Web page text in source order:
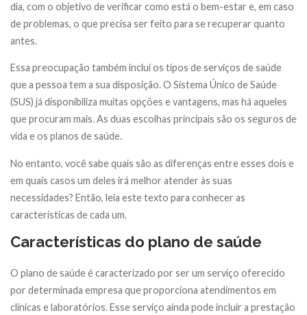
dia, com o objetivo de verificar como está o bem-estar e, em caso
de problemas, o que precisa ser feito para se recuperar quanto
antes.
Essa preocupação também inclui os tipos de serviços de saúde
que a pessoa tem a sua disposição. O Sistema Único de Saúde
(SUS) já disponibiliza muitas opções e vantagens, mas há aqueles
que procuram mais. As duas escolhas principais são os seguros de
vida e os planos de saúde.
No entanto, você sabe quais são as diferenças entre esses dois e
em quais casos um deles irá melhor atender às suas
necessidades? Então, leia este texto para conhecer as
características de cada um.
Características do plano de saúde
O plano de saúde é caracterizado por ser um serviço oferecido
por determinada empresa que proporciona atendimentos em
clínicas e laboratórios. Esse serviço ainda pode incluir a prestação